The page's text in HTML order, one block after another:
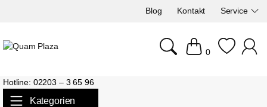
Blog Kontakt Service
0
Hotline: 02203 – 3 65 96
Kategorien